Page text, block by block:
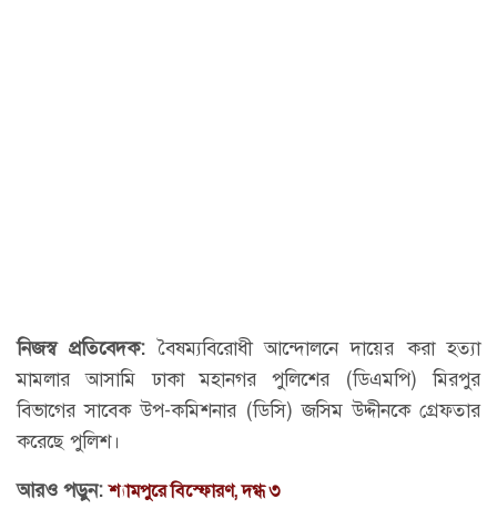
নিজস্ব প্রতিবেদক:বৈষম্যবিরোধী আন্দোলনে দায়ের করা হত্যা
মামলার আসামি ঢাকা মহানগর পুলিশের (ডিএমপি) মিরপুর
বিভাগের সাবেক উপ-কমিশনার (ডিসি) জসিম উদ্দীনকে গ্রেফতার
করেছে পুলিশ।
আরও পড়ুন:শ্যামপুরে বিস্ফোরণ, দগ্ধ ৩